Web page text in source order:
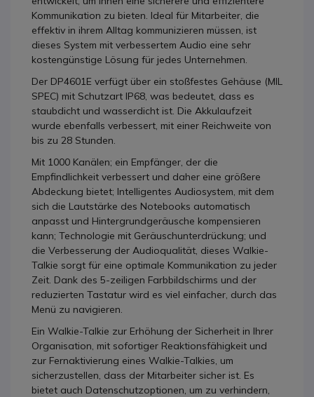
Kommunikation zu bieten. Ideal für Mitarbeiter, die
effektiv in ihrem Alltag kommunizieren müssen, ist
dieses System mit verbessertem Audio eine sehr
kostengünstige Lösung für jedes Unternehmen.
Der DP4601E verfügt über ein stoßfestes Gehäuse (MIL
SPEC) mit Schutzart IP68, was bedeutet, dass es
staubdicht und wasserdicht ist. Die Akkulaufzeit
wurde ebenfalls verbessert, mit einer Reichweite von
bis zu 28 Stunden.
Mit 1000 Kanälen; ein Empfänger, der die
Empfindlichkeit verbessert und daher eine größere
Abdeckung bietet; Intelligentes Audiosystem, mit dem
sich die Lautstärke des Notebooks automatisch
anpasst und Hintergrundgeräusche kompensieren
kann; Technologie mit Geräuschunterdrückung; und
die Verbesserung der Audioqualität, dieses Walkie-
Talkie sorgt für eine optimale Kommunikation zu jeder
Zeit. Dank des 5-zeiligen Farbbildschirms und der
reduzierten Tastatur wird es viel einfacher, durch das
Menü zu navigieren.
Ein Walkie-Talkie zur Erhöhung der Sicherheit in Ihrer
Organisation, mit sofortiger Reaktionsfähigkeit und
zur Fernaktivierung eines Walkie-Talkies, um
sicherzustellen, dass der Mitarbeiter sicher ist. Es
bietet auch Datenschutzoptionen, um zu verhindern,